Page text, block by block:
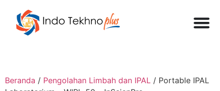
Beranda / Pengolahan Limbah dan IPAL / Portable IPAL